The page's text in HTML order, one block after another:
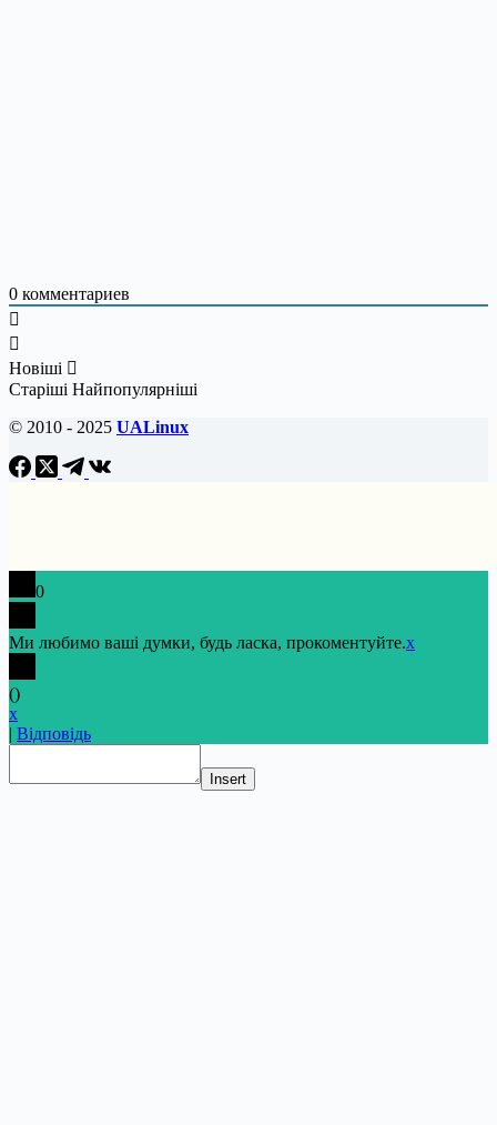
0 комментариев
Новіші
Старіші Найпопулярніші
© 2010 - 2025 UALinux
0
Ми любимо ваші думки, будь ласка, прокоментуйте.x
()
x
| Відповідь
Insert